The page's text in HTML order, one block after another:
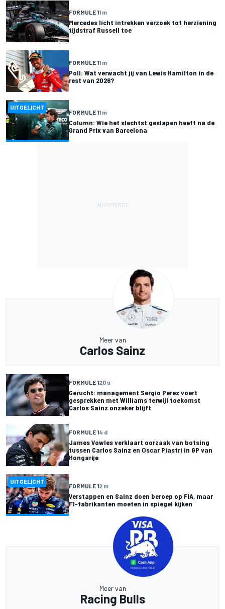
FORMULE 11 m
Mercedes licht intrekken verzoek tot herziening
tijdstraf Russell toe
FORMULE 11 m
Poll: Wat verwacht jij van Lewis Hamilton in de
rest van 2026?
UITGELICHT
FORMULE 11 m
Column: Wie het slechtst geslapen heeft na de
Grand Prix van Barcelona
Meer van
Carlos Sainz
FORMULE 120 u
Gerucht: management Sergio Perez voert
gesprekken met Williams terwijl toekomst
Carlos Sainz onzeker blijft
FORMULE 14 d
James Vowles verklaart oorzaak van botsing
tussen Carlos Sainz en Oscar Piastri in GP van
Hongarije
UITGELICHT
FORMULE 12 m
Verstappen en Sainz doen beroep op FIA, maar
F1-fabrikanten moeten in spiegel kijken
Meer van
Racing Bulls